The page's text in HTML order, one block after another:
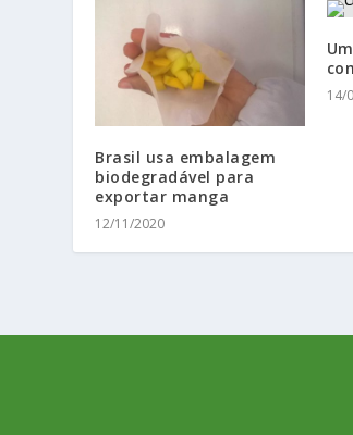
Brasil usa embalagem
biodegradável para
exportar manga
12/11/2020
14/